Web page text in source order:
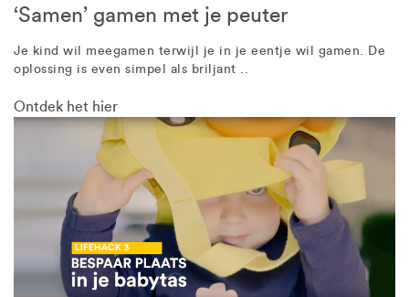
‘Samen’ gamen met je peuter
Je kind wil meegamen terwijl je in je eentje wil gamen. De
oplossing is even simpel als briljant ..
Ontdek het hier